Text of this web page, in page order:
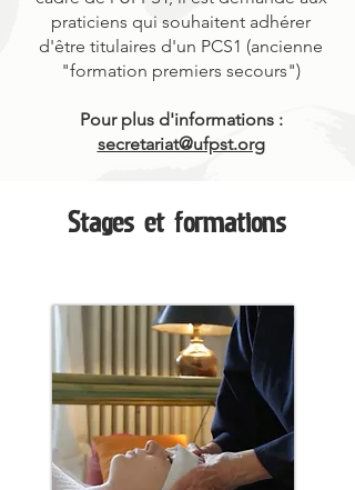
praticiens qui souhaitent adhérer
d'être titulaires d'un PCS1 (ancienne
"formation premiers secours")
Pour plus d'informations :
secretariat@ufpst.org
Stages et formations